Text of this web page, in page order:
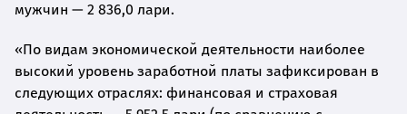
мужчин — 2 836,0 лари.
«По видам экономической деятельности наиболее
высокий уровень заработной платы зафиксирован в
следующих отраслях: финансовая и страховая